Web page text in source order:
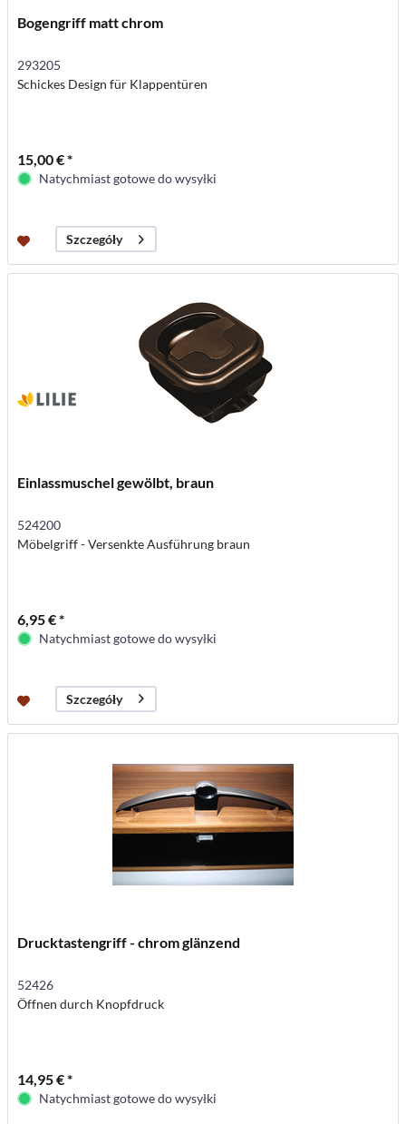
Bogengriff matt chrom
293205
Schickes Design für Klappentüren
15,00 € *
Natychmiast gotowe do wysyłki
Szczegóły
Einlassmuschel gewölbt, braun
524200
Möbelgriff - Versenkte Ausführung braun
6,95 € *
Natychmiast gotowe do wysyłki
Szczegóły
Drucktastengriff - chrom glänzend
52426
Öffnen durch Knopfdruck
14,95 € *
Natychmiast gotowe do wysyłki